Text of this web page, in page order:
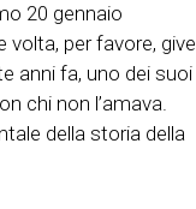
20 gennaio
volta, per favore, give
anni fa, uno dei suoi
chi non l’amava.
della storia della